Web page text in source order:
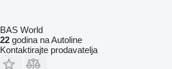
BAS World
22 godina na Autoline
Kontaktirajte prodavatelja